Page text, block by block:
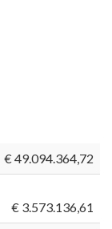
€ 49.094.364,72
€ 3.573.136,61